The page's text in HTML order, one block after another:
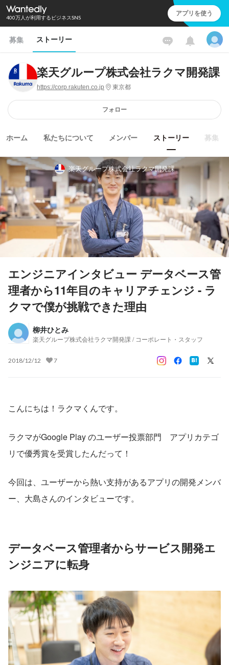
400万人が利用するビジネスSNS アプリを使う
募集 ストーリー
楽天グループ株式会社ラクマ開発課
https://corp.rakuten.co.jp 東京都
フォロー
ホーム 私たちについて メンバー ストーリー 募集
楽天グループ株式会社ラクマ開発課
エンジニアインタビュー データベース管
理者から11年目のキャリアチェンジ - ラ
クマで僕が挑戦できた理由
柳井ひとみ
楽天グループ株式会社ラクマ開発課 / コーポレート・スタッフ
2018/12/12 7
こんにちは！ラクマくんです。
ラクマがGoogle Play のユーザー投票部門　アプリカテゴ
リで優秀賞を受賞したんだって！
今回は、ユーザーから熱い支持があるアプリの開発メンバ
ー、大島さんのインタビューです。
データベース管理者からサービス開発エ
ンジニアに転身